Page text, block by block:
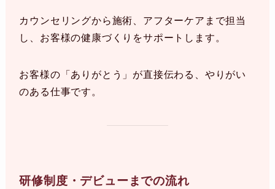
カウンセリングから施術、アフターケアまで担当
し、お客様の健康づくりをサポートします。
お客様の「ありがとう」が直接伝わる、やりがい
のある仕事です。
研修制度・デビューまでの流れ